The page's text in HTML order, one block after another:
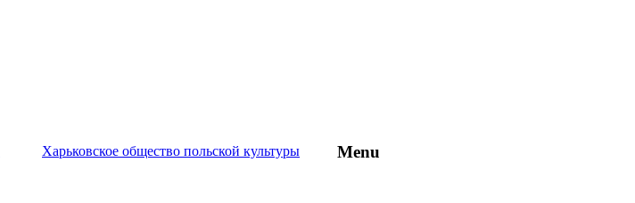
Харьковское общество польской культуры Menu